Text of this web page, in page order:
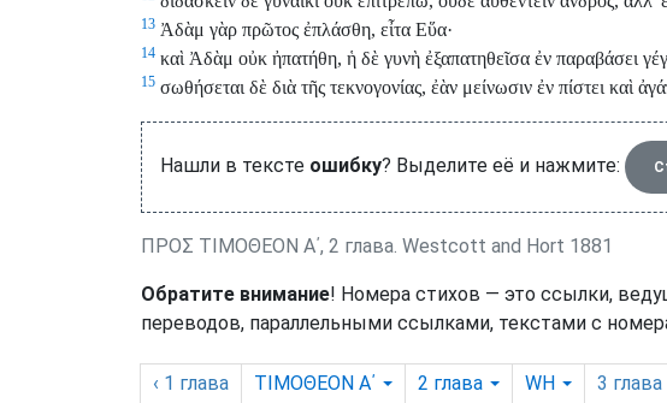
13 Ἀδὰμ γὰρ πρῶτος ἐπλάσθη, εἶτα Εὕα·
14 καὶ Ἀδὰμ οὐκ ἠπατήθη, ἡ δὲ γυνὴ ἐξαπατηθεῖσα ἐν παραβάσει
15 σωθήσεται δὲ διὰ τῆς τεκνογονίας, ἐὰν μείνωσιν ἐν πίστει καὶ
Нашли в тексте ошибку? Выделите её и нажмите:
ΠΡΟΣ ΤΙΜΟΘΕΟΝ Α΄, 2 глава. Westcott and Hort 1881
Обратите внимание! Номера стихов — это ссылки,
переводов, параллельными ссылками, текстами с
‹ 1 глава ΤΙΜΟΘΕΟΝ Α΄ 2 глава WH 3 глава